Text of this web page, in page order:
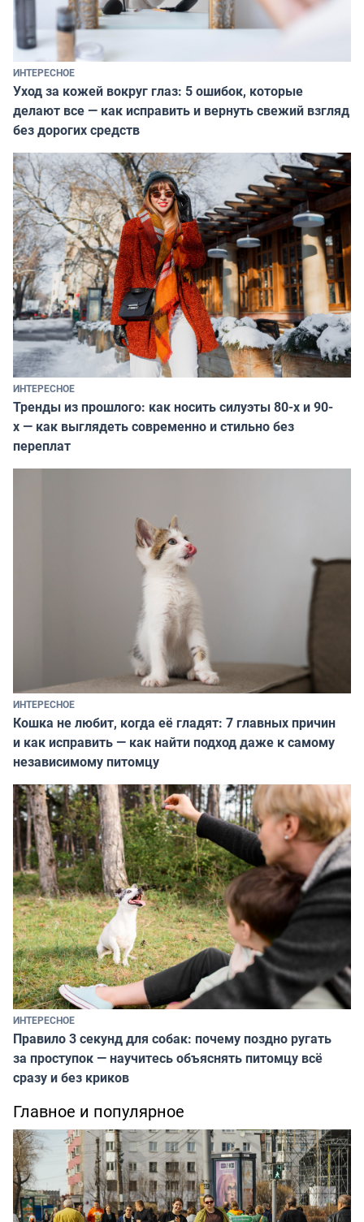
ИНТЕРЕСНОЕ
Уход за кожей вокруг глаз: 5 ошибок, которые
делают все — как исправить и вернуть свежий взгляд
без дорогих средств
ИНТЕРЕСНОЕ
Тренды из прошлого: как носить силуэты 80-х и 90-
х — как выглядеть современно и стильно без
переплат
ИНТЕРЕСНОЕ
Кошка не любит, когда её гладят: 7 главных причин
и как исправить — как найти подход даже к самому
независимому питомцу
ИНТЕРЕСНОЕ
Правило 3 секунд для собак: почему поздно ругать
за проступок — научитесь объяснять питомцу всё
сразу и без криков
Главное и популярное